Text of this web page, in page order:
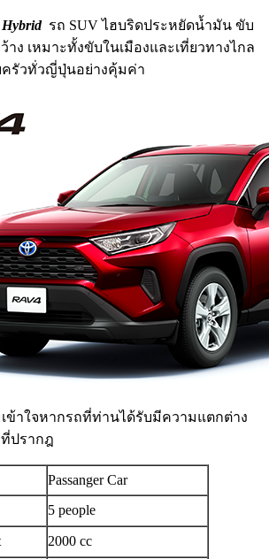
รถ SUV ไฮบริดประหยัดน้ำมัน ขับ
าง เหมาะทั้งขับในเมืองและเที่ยวทางไกล
รัวทั่วญี่ปุ่นอย่างคุ้มค่า
ข้าใจหากรถที่ท่านได้รับมีความแตกต่าง
ปรากฎ
Passanger Car
5 people
2000 cc